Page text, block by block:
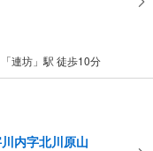
連坊」駅 徒歩10分
内字北川原山